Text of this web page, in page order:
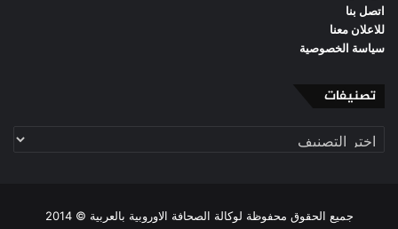
اتصل بنا
للاعلان معنا
سياسة الخصوصية
تصنيفات
تصنيفات
جميع الحقوق محفوظة لوكالة الصحافة الاوروبية بالعربية © 2014